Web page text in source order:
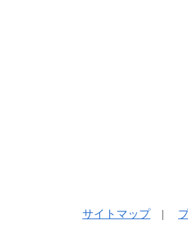
サイトマップ|